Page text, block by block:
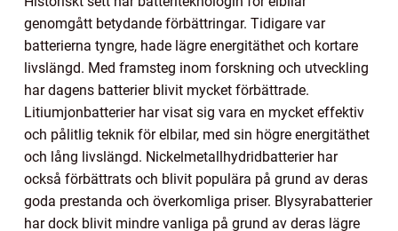
genomgått betydande förbättringar. Tidigare var
batterierna tyngre, hade lägre energitäthet och kortare
livslängd. Med framsteg inom forskning och utveckling
har dagens batterier blivit mycket förbättrade.
Litiumjonbatterier har visat sig vara en mycket effektiv
och pålitlig teknik för elbilar, med sin högre energitäthet
och lång livslängd. Nickelmetallhydridbatterier har
också förbättrats och blivit populära på grund av deras
goda prestanda och överkomliga priser. Blysyrabatterier
har dock blivit mindre vanliga på grund av deras lägre